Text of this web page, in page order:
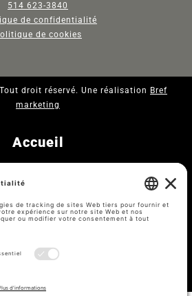
514 623-3840
de confidentialité
de cookies
droit réservé. Une réalisation Bref
marketing
Accueil
Spectacles